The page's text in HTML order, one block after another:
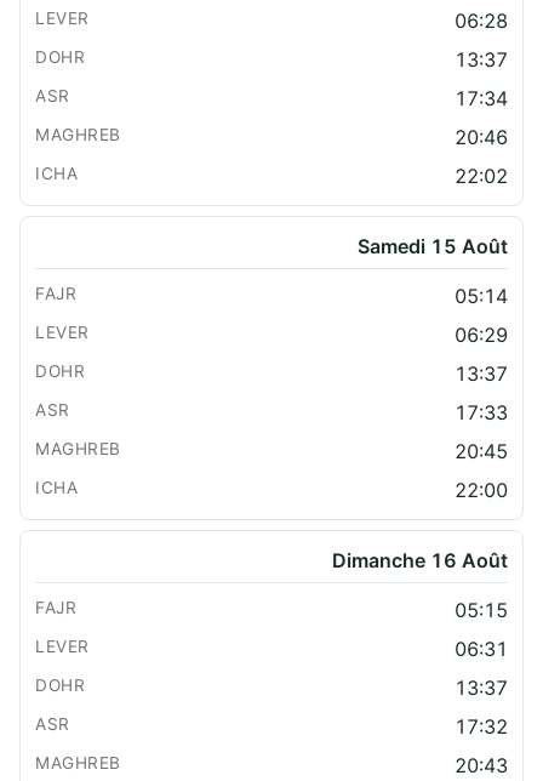
06:28
13:37
17:34
20:46
22:02
Samedi 15 Août
05:14
06:29
13:37
17:33
20:45
22:00
Dimanche 16 Août
05:15
06:31
13:37
17:32
20:43